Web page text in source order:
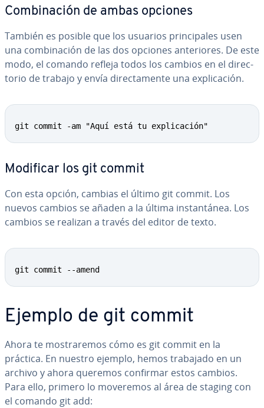
Co­m­bi­na­ción de ambas opciones
También es posible que los usuarios pri­n­ci­pa­les usen
una co­m­bi­na­ción de las dos opciones an­te­rio­res. De este
modo, el comando refleja todos los cambios en el di­re­c­
to­rio de trabajo y envía di­re­c­ta­me­n­te una ex­pli­ca­ción.
git commit -am "Aquí está tu explicación"
Modificar los git commit
Con esta opción, cambias el último git commit. Los
nuevos cambios se añaden a la última in­s­ta­n­tá­nea. Los
cambios se realizan a través del editor de texto.
git commit --amend
Ejemplo de git commit
Ahora te mo­s­tra­re­mos cómo es git commit en la
práctica. En nuestro ejemplo, hemos trabajado en un
archivo y ahora queremos confirmar estos cambios.
Para ello, primero lo moveremos al área de staging con
el comando git add: